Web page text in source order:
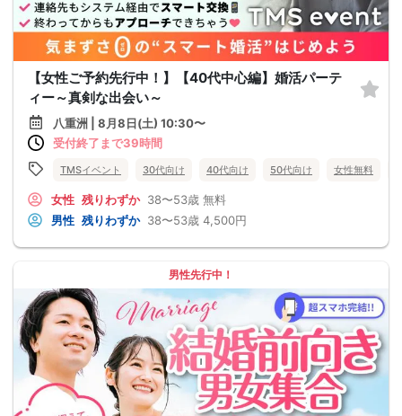
【女性ご予約先行中！】【40代中心編】婚活パーテ
ィー～真剣な出会い～
八重洲 | 8月8日(土) 10:30〜
受付終了まで39時間
TMSイベント 30代向け 40代向け 50代向け 女性無料
女性 残りわずか 38〜53歳 無料
男性 残りわずか 38〜53歳 4,500円
男性先行中！